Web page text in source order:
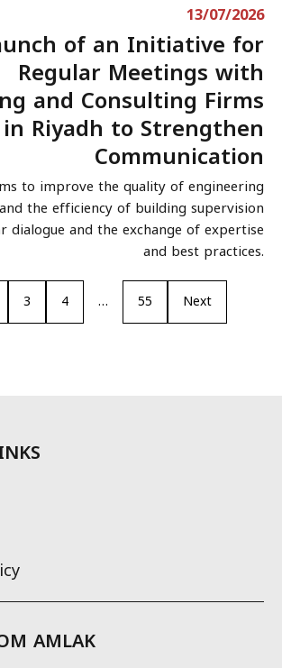
13/07/2026
of an Initiative for
Regular Meetings with
and Consulting Firms
in Riyadh to Strengthen
Communication
to improve the quality of engineering
the efficiency of building supervision
dialogue and the exchange of expertise
and best practices.
3 4 … 55 Next
AMLAK